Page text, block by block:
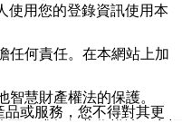
使用您的登錄資訊使用本
任何責任。在本網站上加
慧財產權法的保護。
或服務，您不得對其更